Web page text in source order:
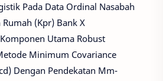
Pada Data Ordinal Nasabah
(Kpr) Bank X
Utama Robust
Minimum Covariance
Dengan Pendekatan Mm-